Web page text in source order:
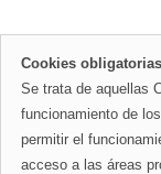
Cookies obligatorias
Se trata de aquellas
funcionamiento de
permitir el
acceso a las áreas